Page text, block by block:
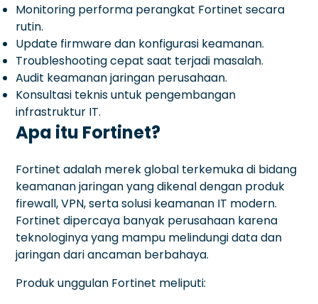
Monitoring performa perangkat Fortinet secara
rutin.
Update firmware dan konfigurasi keamanan.
Troubleshooting cepat saat terjadi masalah.
Audit keamanan jaringan perusahaan.
Konsultasi teknis untuk pengembangan
infrastruktur IT.
Apa itu Fortinet?
Fortinet adalah merek global terkemuka di bidang
keamanan jaringan yang dikenal dengan produk
firewall, VPN, serta solusi keamanan IT modern.
Fortinet dipercaya banyak perusahaan karena
teknologinya yang mampu melindungi data dan
jaringan dari ancaman berbahaya.
Produk unggulan Fortinet meliputi: